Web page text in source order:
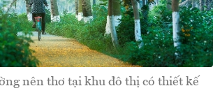
nên thơ tại khu đô thị có thiết kế